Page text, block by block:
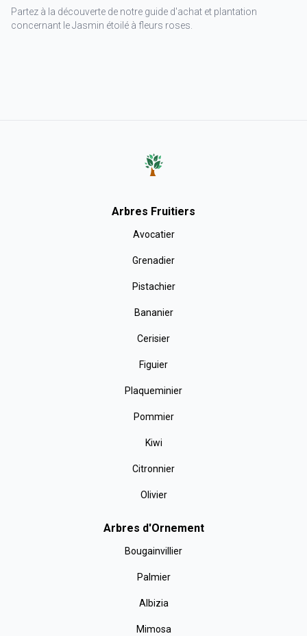
Partez à la découverte de notre guide d'achat et plantation
concernant le Jasmin étoilé à fleurs roses.
Arbres Fruitiers
Avocatier
Grenadier
Pistachier
Bananier
Cerisier
Figuier
Plaqueminier
Pommier
Kiwi
Citronnier
Olivier
Arbres d'Ornement
Bougainvillier
Palmier
Albizia
Mimosa